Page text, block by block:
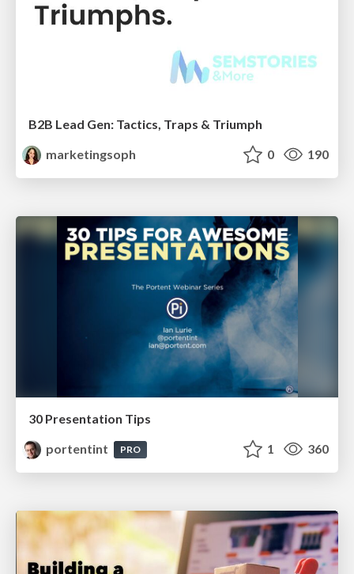
B2B Lead Gen: Tactics, Traps & Triumph
marketingsoph
0 190
30 Presentation Tips
portentint
PRO 1 360